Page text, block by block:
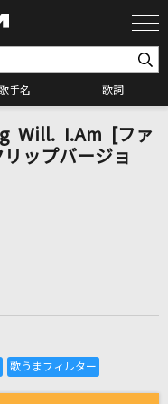
手名 歌詞
索
る曲の一覧
Will. I.Am [ファ
ップバージョ